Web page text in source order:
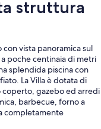
struttura
vista panoramica sul
poche centinaia di metri
splendida piscina con
La Villa è dotata di
gazebo ed arredi
barbecue, forno a
completamente